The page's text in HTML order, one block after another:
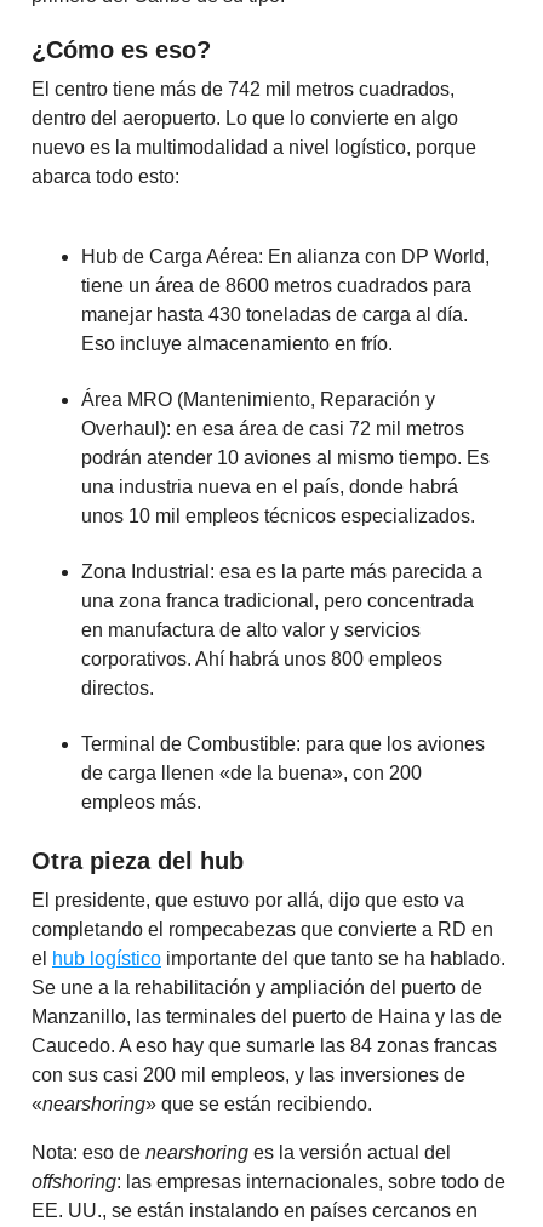
¿Cómo es eso?
El centro tiene más de 742 mil metros cuadrados,
dentro del aeropuerto. Lo que lo convierte en algo
nuevo es la multimodalidad a nivel logístico, porque
abarca todo esto:
Hub de Carga Aérea: En alianza con DP World,
tiene un área de 8600 metros cuadrados para
manejar hasta 430 toneladas de carga al día.
Eso incluye almacenamiento en frío.
Área MRO (Mantenimiento, Reparación y
Overhaul): en esa área de casi 72 mil metros
podrán atender 10 aviones al mismo tiempo. Es
una industria nueva en el país, donde habrá
unos 10 mil empleos técnicos especializados.
Zona Industrial: esa es la parte más parecida a
una zona franca tradicional, pero concentrada
en manufactura de alto valor y servicios
corporativos. Ahí habrá unos 800 empleos
directos.
Terminal de Combustible: para que los aviones
de carga llenen «de la buena», con 200
empleos más.
Otra pieza del hub
El presidente, que estuvo por allá, dijo que esto va
completando el rompecabezas que convierte a RD en
el hub logístico importante del que tanto se ha hablado.
Se une a la rehabilitación y ampliación del puerto de
Manzanillo, las terminales del puerto de Haina y las de
Caucedo. A eso hay que sumarle las 84 zonas francas
con sus casi 200 mil empleos, y las inversiones de
«nearshoring» que se están recibiendo.
Nota: eso de nearshoring es la versión actual del
offshoring: las empresas internacionales, sobre todo de
EE. UU., se están instalando en países cercanos en